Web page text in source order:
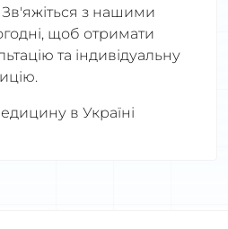
з нашими
щоб отримати
та індивідуальну
в Україні